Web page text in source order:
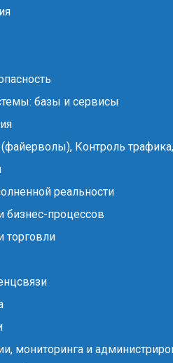
базы и сервисы
Контроль
реальности
бизнес-процессов
торговли
мониторинга и